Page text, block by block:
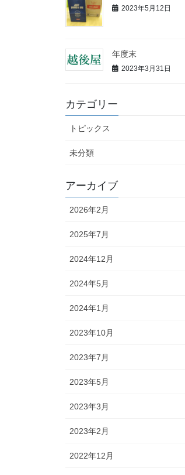
2023年5月12日
年度末
2023年3月31日
カテゴリー
トピックス
未分類
アーカイブ
2026年2月
2025年7月
2024年12月
2024年5月
2024年1月
2023年10月
2023年7月
2023年5月
2023年3月
2023年2月
2022年12月